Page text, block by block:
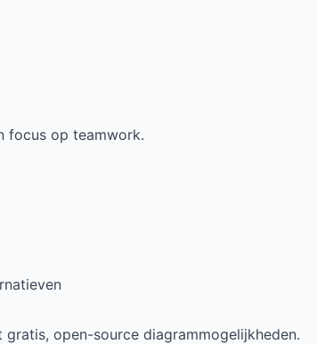
focus op teamwork.
open-source diagrammogelijkheden.